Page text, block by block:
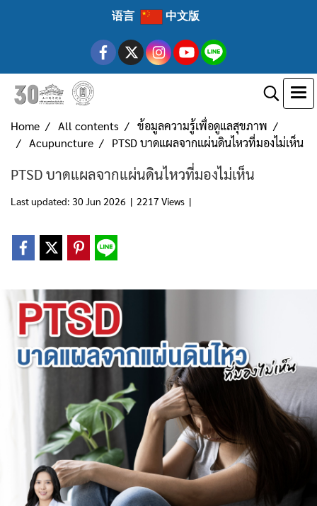
语言 中文版
Home All contents
ข้อมูลความรู้เพื่อดูแลสุขภาพ
Acupuncture
PTSD บาดแผลจากแผ่นดินไหวที่มองไม่เห็น
PTSD บาดแผลจากแผ่นดินไหวที่มองไม่เห็น
Last updated: 30 Jun 2026 | 2217 Views |